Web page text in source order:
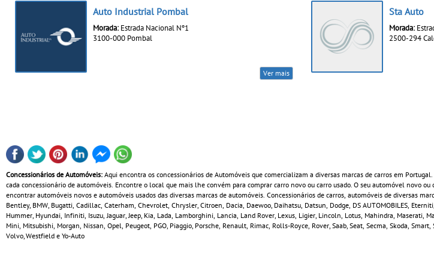
Auto Industrial Pombal
Morada: Estrada Nacional Nº1
3100-000 Pombal
Ver mais
Sta Auto
Morada:
2500-294
Concessionários de Automóveis: Aqui encontra os concessionários de Automóveis que comercializam a diversas marcas de carros em
cada concessionário de automóveis. Encontre o local que mais lhe convém para comprar carro novo ou carro usado. O seu automóvel novo
encontrar automóveis novos e automóveis usados das diversas marcas de automóveis. Concessionários de carros, automóveis de diversas
Bentley, BMW, Bugatti, Cadillac, Caterham, Chevrolet, Chrysler, Citroen, Dacia, Daewoo, Daihatsu, Datsun, Dodge, DS AUTOMOBILES,
Hummer, Hyundai, Infiniti, Isuzu, Jaguar, Jeep, Kia, Lada, Lamborghini, Lancia, Land Rover, Lexus, Ligier, Lincoln, Lotus, Mahindra, Maserati,
Mini, Mitsubishi, Morgan, Nissan, Opel, Peugeot, PGO, Piaggio, Porsche, Renault, Rimac, Rolls-Royce, Rover, Saab, Seat, Secma, Skoda, Smart,
Volvo, Westfield e Yo-Auto